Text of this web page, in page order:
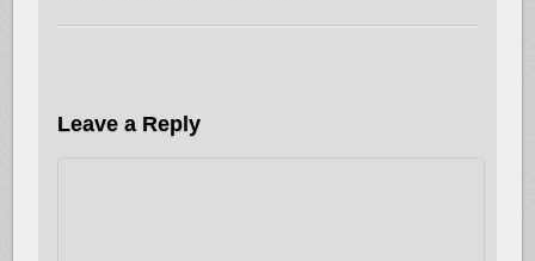
Leave a Reply